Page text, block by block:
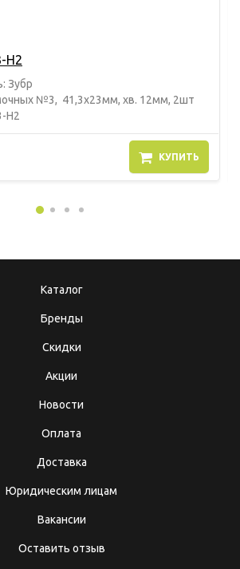
H2
Зубр
№3, 41,3x23мм, хв. 12мм, 2шт
H2
КУПИТЬ
Каталог
Бренды
Скидки
Акции
Новости
Оплата
Доставка
Юридическим лицам
Вакансии
Оставить отзыв